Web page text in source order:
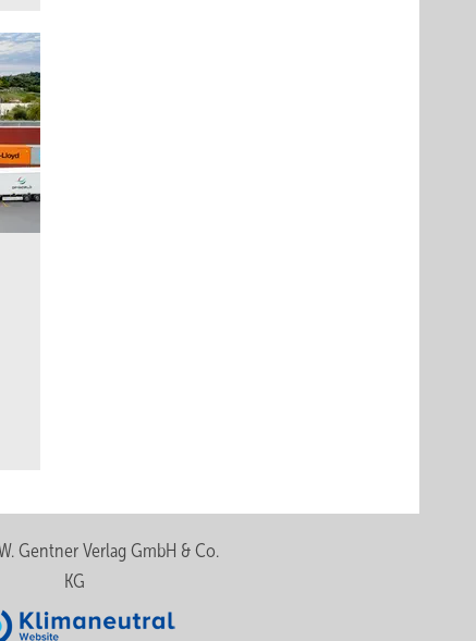
Gentner Verlag GmbH & Co.
KG